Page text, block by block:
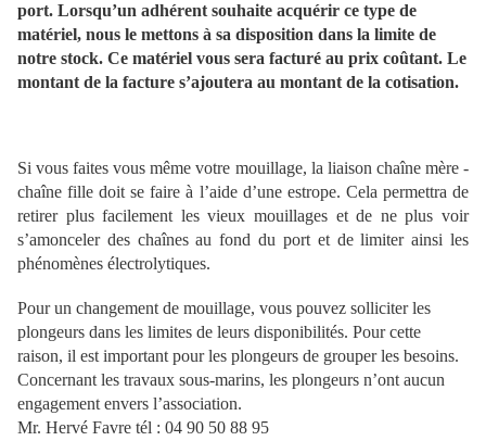
port. Lorsqu’un adhérent souhaite acquérir ce type de
matériel, nous le mettons à sa disposition dans la limite de
notre stock. Ce matériel vous sera facturé au prix coûtant. Le
montant de la facture s’ajoutera au montant de la cotisation.
Si vous faites vous même votre mouillage, la liaison chaîne mère -
chaîne fille doit se faire à l’aide d’une estrope. Cela permettra de
retirer plus facilement les vieux mouillages et de ne plus voir
s’amonceler des chaînes au fond du port et de limiter ainsi les
phénomènes électrolytiques.
Pour un changement de mouillage, vous pouvez solliciter les
plongeurs dans les limites de leurs disponibilités. Pour cette
raison, il est important pour les plongeurs de grouper les besoins.
Concernant les travaux sous-marins, les plongeurs n’ont aucun
engagement envers l’association.
Mr. Hervé Favre tél : 04 90 50 88 95